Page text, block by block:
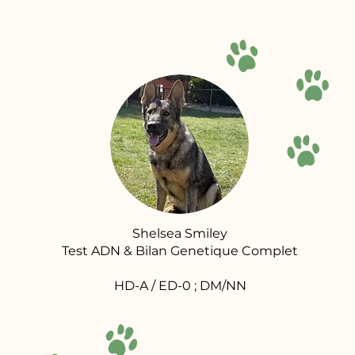
Shelsea Smiley
Test ADN & Bilan Genetique Complet
HD-A / ED-0 ; DM/NN